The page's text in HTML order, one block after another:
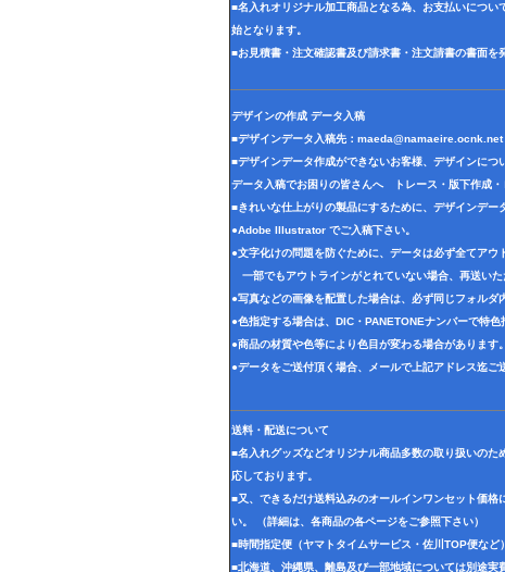
■名入れオリジナル加工商品となる為、お支払いにつ
始となります。
■お見積書・注文確認書及び請求書・注文請書の書面を
デザインの作成 データ入稿
■デザインデータ入稿先： maeda@namaeire.ocnk.net
■デザインデータ作成ができないお客様、デザインにつ
データ入稿でお困りの皆さんへ トレース・版下作成・
■きれいな仕上がりの製品にするために、デザインデー
●Adobe Illustrator でご入稿下さい。
●文字化けの問題を防ぐために、データは必ず全てアウ
一部でもアウトラインがとれていない場合、再送いた
●写真などの画像を配置した場合は、必ず同じフォルダ
●色指定する場合は、DIC・PANETONEナンバーで特色
●商品の材質や色等により色目が変わる場合があります。
●データをご送付頂く場合、メールで上記アドレス迄ご
送料・配送について
■名入れグッズなどオリジナル商品多数の取り扱いの
応しております。
■又、できるだけ送料込みのオールインワンセット価
い。 （詳細は、各商品の各ページをご参照下さい）
■時間指定便（ヤマトタイムサービス・佐川TOP便など
■北海道、沖縄県、離島及び一部地域については別途実